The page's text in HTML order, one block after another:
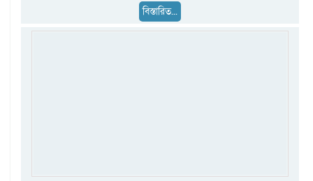
বিস্তারিত...